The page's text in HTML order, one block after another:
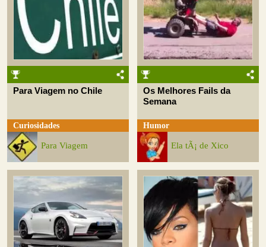
Para Viagem no Chile
Curiosidades
Para Viagem
Os Melhores Fails da
Semana
Humor
Ela tÃ¡ de Xico